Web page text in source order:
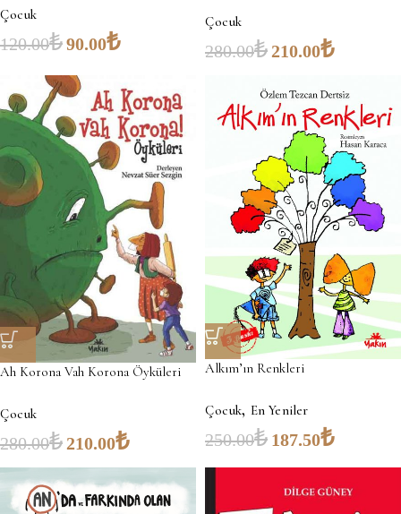
Çocuk
120.00₺90.00₺
Çocuk
280.00₺210.00₺
Ah Korona Vah Korona Öyküleri
Çocuk
280.00₺210.00₺
Alkım’ın Renkleri
Çocuk, En Yeniler
250.00₺ 187.50₺